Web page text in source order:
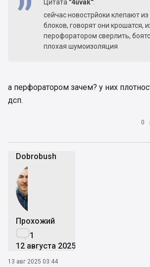
Цитата "4uvak":
сейчас новострйоки клепают
блоков, говорят они крошатся,
перофоратором сверлить,
плохая шумоизоляция
а перфоратором зачем? у них
дсп.
0
Dobrobush
Прохожий
1
12 августа 2025
13 авг 2025 03:44